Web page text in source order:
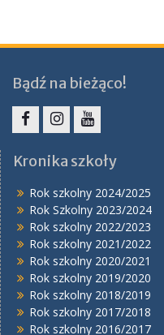
Bądź na bieżąco!
Kronika szkoły
Rok szkolny 2024/2025
Rok Szkolny 2023/2024
Rok szkolny 2022/2023
Rok szkolny 2021/2022
Rok szkolny 2020/2021
Rok szkolny 2019/2020
Rok szkolny 2018/2019
Rok szkolny 2017/2018
Rok szkolny 2016/2017